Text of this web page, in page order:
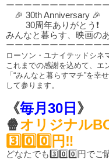
ーーーーーーーーーーー
🎉 30th Anniversary 🎉
30周年ありがとう❗
みんなと暮らす、映画の
ーーーーーーーーーーー
ローソン・ユナイテッドシネ
これまでの感謝を込めて、エ
「“みんなと暮らすマチ”を
して参ります。
《毎月30日 》
🍿オリジナル
3️⃣0️⃣0️⃣円‼️
どなたでも3️⃣0️⃣0️⃣円でご